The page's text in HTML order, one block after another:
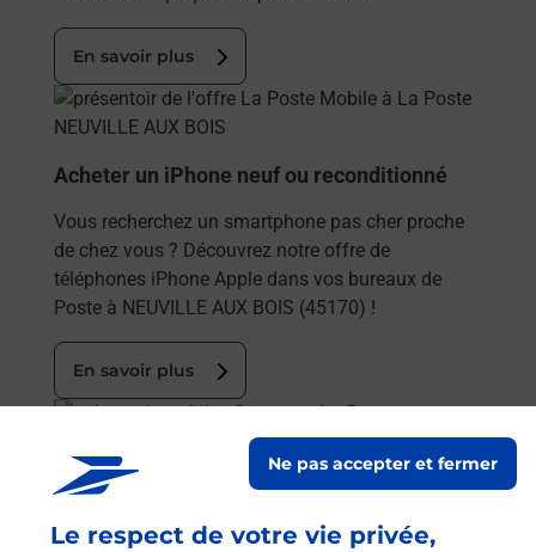
Le respect de votre vie privée,
Ne pas accepter et fermer
En savoir plus
En savoir plus
Acheter un iPhone neuf ou reconditionné
Vous recherchez un smartphone pas cher proche
de chez vous ? Découvrez notre offre de
téléphones iPhone Apple dans vos bureaux de
Poste à NEUVILLE AUX BOIS (45170) !
En savoir plus
En savoir plus
Acheter un smartphone Samsung
Vous recherchez un smartphone pas cher proche